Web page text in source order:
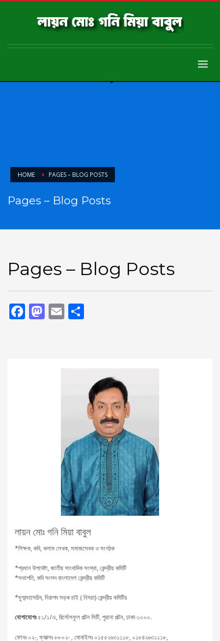
HOME PAGES – BLOG POSTS
Pages – Blog Posts
Pages – Blog Posts
Facebook
Mastodon
Email
লায়ন মোঃ গনি মিয়া বাবুল
*শিক্ষক, কবি, কলাম লেখক, সমাজসেবক ও সংগঠক
*প্রধান উপদেষ্টা, জাতীয় সাংবাদিক সংস্থা, কেন্দ্রীয় কমিটি
*সভাপতি, কবি সংসদ বাংলাদেশ কেন্দ্রীয় কমিটি
*যুগ্মমহাসচিব, নিরাপদ সড়ক চাই ( নিসচা) কেন্দ্রীয় কমিটির
যোগাযোগঃ৫১/১/এ, রির্সোসফুল পল্টন সিটি, পুরানা পল্টন, ঢাকা-১০০০.
ফোনঃ ০২-, ফ্যাক্সঃ ৮৮০২- , মোবাইলঃ ০১৫৫২৬৩১১১৮, ০১৮৪২৬৩১১১৮,